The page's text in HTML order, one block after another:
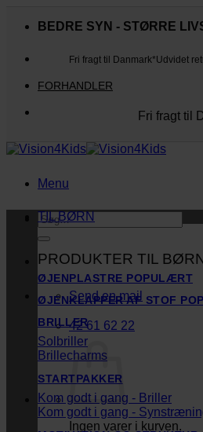
BEDRE SYN - STØRRE
Fri fragt til Danmark*Udvidet
FORHANDLER
Fri fragt til
Menu
Søg
efter:
Send en mail
42 61 62 22
Ingen varer i kurven.
TIL BØRN
PRODUKTER TIL
ØJENPLASTRE
ØJENKLAPPER AF STOF
BRILLER
Solbriller
Brillecharms
STARTPAKKER
Kom godt i gang - Briller
Kom godt i gang -